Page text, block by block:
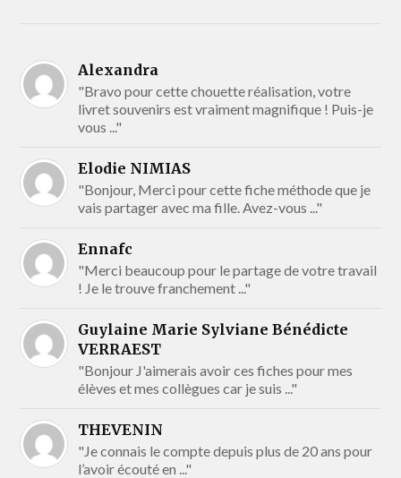
Alexandra
"Bravo pour cette chouette réalisation, votre
livret souvenirs est vraiment magnifique ! Puis-je
vous ..."
Elodie NIMIAS
"Bonjour, Merci pour cette fiche méthode que je
vais partager avec ma fille. Avez-vous ..."
Ennafc
"Merci beaucoup pour le partage de votre travail
! Je le trouve franchement ..."
Guylaine Marie Sylviane Bénédicte
VERRAEST
"Bonjour J'aimerais avoir ces fiches pour mes
élèves et mes collègues car je suis ..."
THEVENIN
"Je connais le compte depuis plus de 20 ans pour
l’avoir écouté en ..."